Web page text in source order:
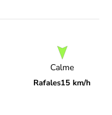
Calme
Rafales15 km/h